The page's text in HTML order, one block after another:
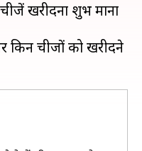
खरीदना शुभ माना
किन चीजों को खरीदने